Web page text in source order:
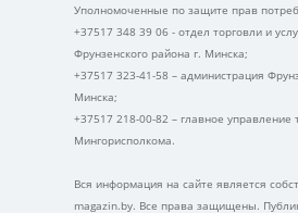
Уполномоченные по защите прав
+37517 348 39 06 - отдел торговли и
Фрунзенского района г. Минска;
+37517 323-41-58 – администрация
Минска;
+37517 218-00-82 – главное управление
Мингорисполкома.
Вся информация на сайте является
magazin.by. Все права защищены.